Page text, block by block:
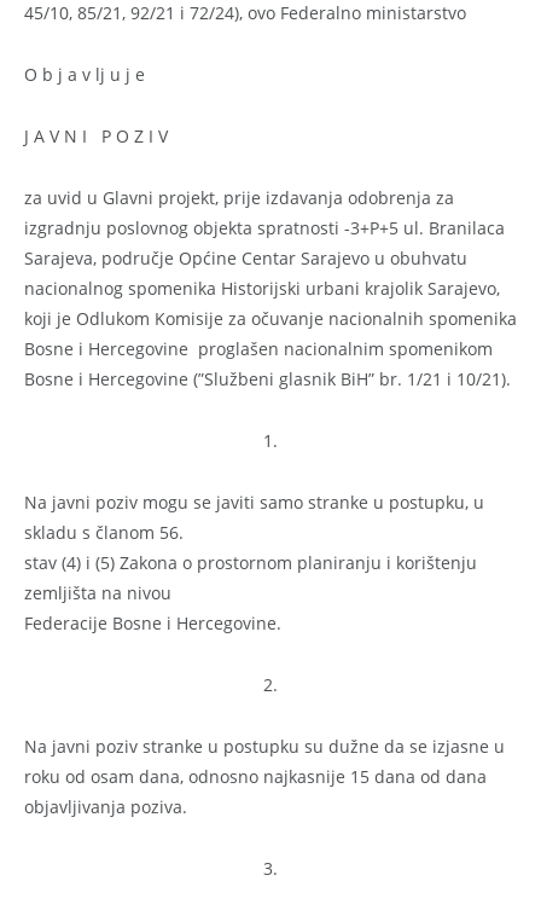
45/10, 85/21, 92/21 i 72/24), ovo Federalno ministarstvo
O b j a v lj u j e
J A V N I P O Z I V
za uvid u Glavni projekt, prije izdavanja odobrenja za
izgradnju poslovnog objekta spratnosti -3+P+5 ul. Branilaca
Sarajeva, područje Općine Centar Sarajevo u obuhvatu
nacionalnog spomenika Historijski urbani krajolik Sarajevo,
koji je Odlukom Komisije za očuvanje nacionalnih spomenika
Bosne i Hercegovine proglašen nacionalnim spomenikom
Bosne i Hercegovine (”Službeni glasnik BiH” br. 1/21 i 10/21).
1.
Na javni poziv mogu se javiti samo stranke u postupku, u
skladu s članom 56.
stav (4) i (5) Zakona o prostornom planiranju i korištenju
zemljišta na nivou
Federacije Bosne i Hercegovine.
2.
Na javni poziv stranke u postupku su dužne da se izjasne u
roku od osam dana, odnosno najkasnije 15 dana od dana
objavljivanja poziva.
3.